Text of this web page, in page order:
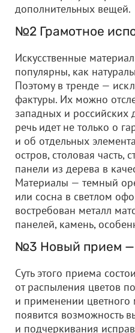
дополнительных вещей.
№2 Грамотное
Искусственные
популярны, как
Поэтому в тренде —
фактуры. Их можно
западных и российских
речь идет не только о
и об отдельных
остров, столовая часть,
панели из дерева в
Материалы — темный
или сосна в светлом
востребован металл
панелей, камень,
№3 Новый прием —
Суть этого приема
от распыления цветов
и применении цветного
появится возможность
и подчеркивания